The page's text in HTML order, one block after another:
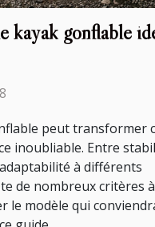
kayak gonflable
peut transformer
inoubliable. Entre
à différents
de nombreux critères à
le modèle qui